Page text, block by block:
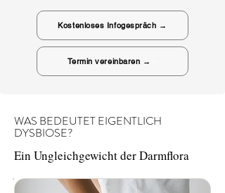
Kostenloses Infogespräch →
Termin vereinbaren →
WAS BEDEUTET EIGENTLICH
DYSBIOSE?
Ein Ungleichgewicht der Darmflora